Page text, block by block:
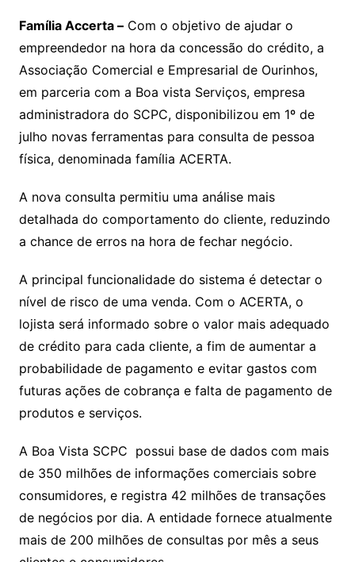
Família Accerta –Com o objetivo de ajudar o
empreendedor na hora da concessão do crédito, a
Associação Comercial e Empresarial de Ourinhos,
em parceria com a Boa vista Serviços, empresa
administradora do SCPC, disponibilizou em 1º de
julho novas ferramentas para consulta de pessoa
física, denominada família ACERTA.
A nova consulta permitiu uma análise mais
detalhada do comportamento do cliente, reduzindo
a chance de erros na hora de fechar negócio.
A principal funcionalidade do sistema é detectar o
nível de risco de uma venda. Com o ACERTA, o
lojista será informado sobre o valor mais adequado
de crédito para cada cliente, a fim de aumentar a
probabilidade de pagamento e evitar gastos com
futuras ações de cobrança e falta de pagamento de
produtos e serviços.
A Boa Vista SCPC possui base de dados com mais
de 350 milhões de informações comerciais sobre
consumidores, e registra 42 milhões de transações
de negócios por dia. A entidade fornece atualmente
mais de 200 milhões de consultas por mês a seus